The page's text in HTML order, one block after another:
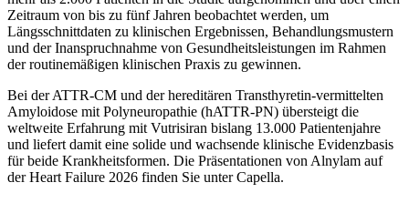
Zeitraum von bis zu fünf Jahren beobachtet werden, um
Längsschnittdaten zu klinischen Ergebnissen, Behandlungsmustern
und der Inanspruchnahme von Gesundheitsleistungen im Rahmen
der routinemäßigen klinischen Praxis zu gewinnen.
Bei der ATTR-CM und der hereditären Transthyretin-vermittelten
Amyloidose mit Polyneuropathie (hATTR-PN) übersteigt die
weltweite Erfahrung mit Vutrisiran bislang 13.000 Patientenjahre
und liefert damit eine solide und wachsende klinische Evidenzbasis
für beide Krankheitsformen. Die Präsentationen von Alnylam auf
der Heart Failure 2026 finden Sie unter Capella.